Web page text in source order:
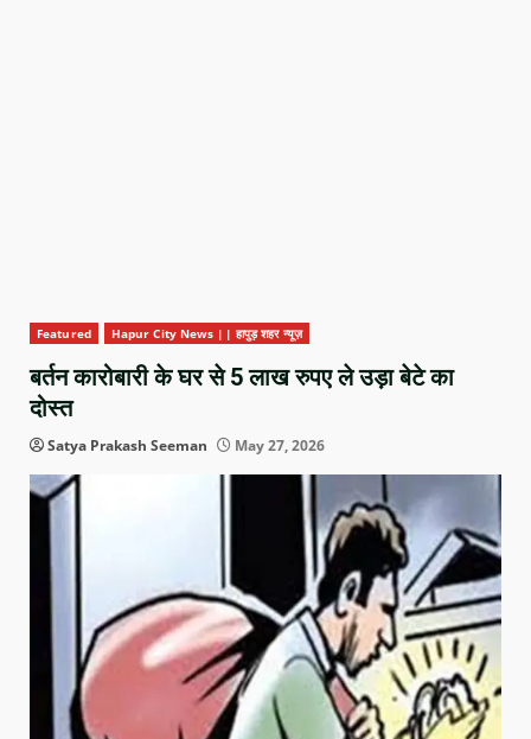
Featured Hapur City News || हापुड़ शहर न्यूज़
बर्तन कारोबारी के घर से 5 लाख रुपए ले उड़ा बेटे का
दोस्त
Satya Prakash Seeman May 27, 2026